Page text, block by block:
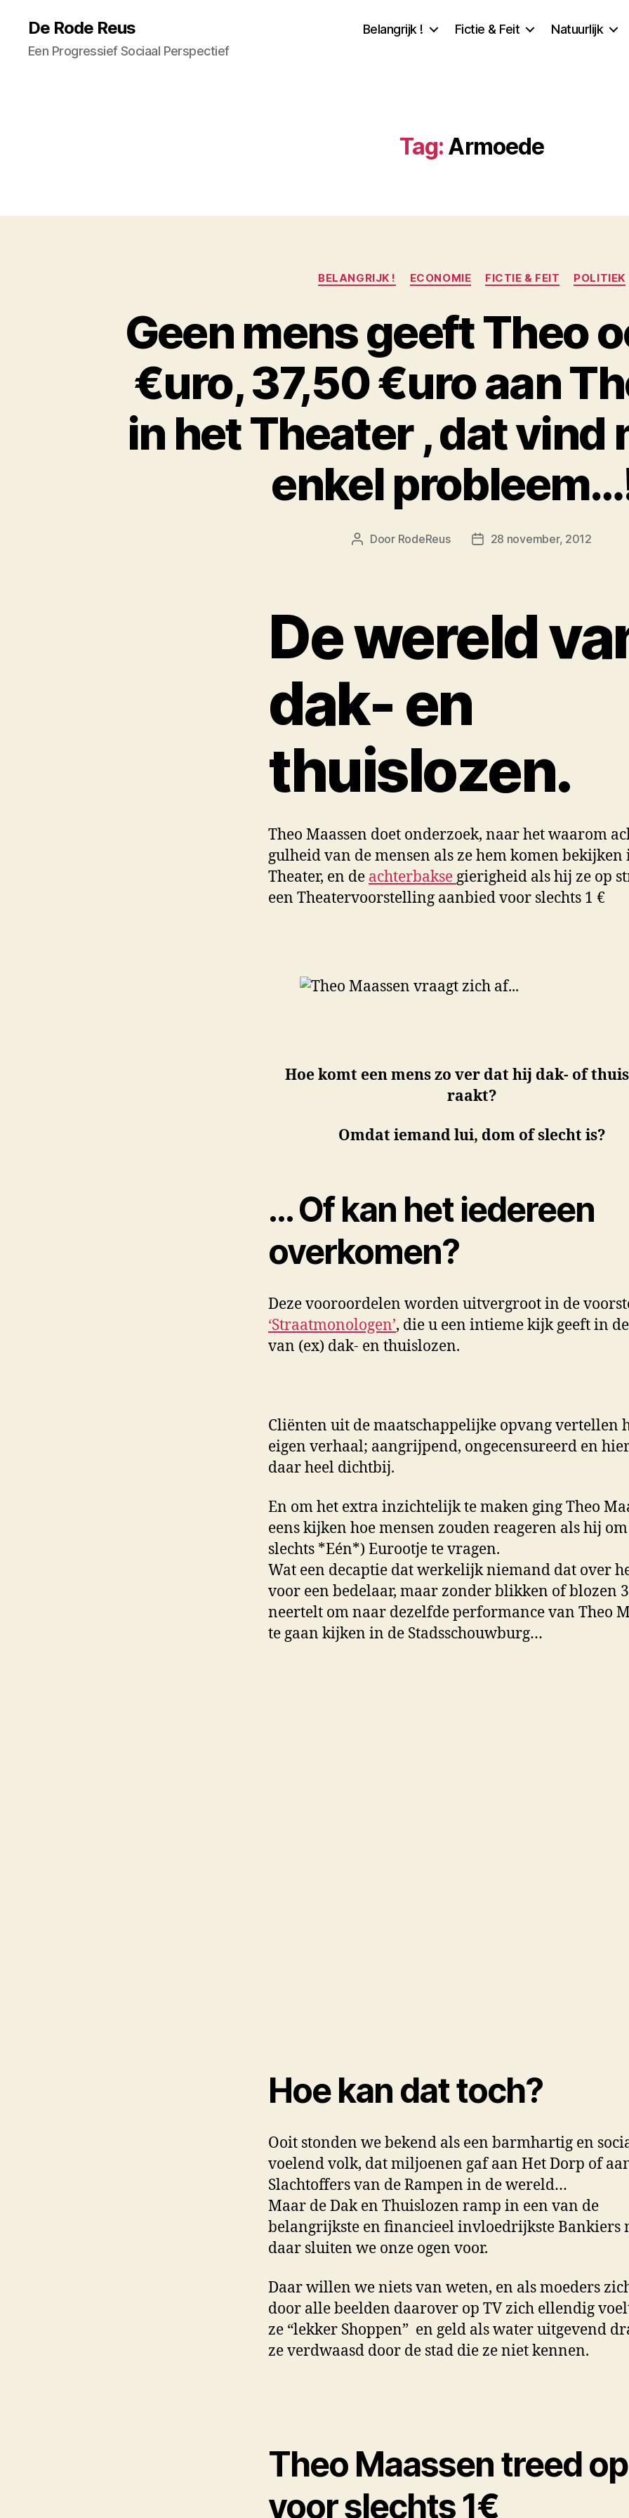
De Rode Reus
Een Progressief Sociaal Perspectief
Belangrijk ! Fictie & Feit Natuurlijk
Tag: Armoede
Categorieën
BELANGRIJK ! ECONOMIE FICTIE & FEIT POLITIEK
Geen mens geeft Theo
€uro, 37,50 €uro aan
in het Theater , dat vind
enkel
Berichtauteur
Door RodeReus Berichtdatum
28 november, 2012
De wereld
dak- en
thuislozen.
Theo Maassen doet onderzoek, naar het waarom
gulheid van de mensen als ze hem komen bekijken
Theater, en de achterbakse gierigheid als hij ze op
een Theatervoorstelling aanbied voor slechts 1 €
Hoe komt een mens zo ver dat hij dak- of
raakt?
Omdat iemand lui, dom of slecht is?
… Of kan het iedereen
overkomen?
Deze vooroordelen worden uitvergroot in de
‘Straatmonologen’, die u een intieme kijk geeft in
van (ex) dak- en thuislozen.
Cliënten uit de maatschappelijke opvang vertellen
eigen verhaal; aangrijpend, ongecensureerd en
daar heel dichtbij.
En om het extra inzichtelijk te maken ging Theo
eens kijken hoe mensen zouden reageren als hij
slechts *Eén*) Eurootje te vragen.
Wat een decaptie dat werkelijk niemand dat over
voor een bedelaar, maar zonder blikken of blozen
neertelt om naar dezelfde performance van Theo
te gaan kijken in de Stadsschouwburg…
Hoe kan dat toch?
Ooit stonden we bekend als een barmhartig en
voelend volk, dat miljoenen gaf aan Het Dorp of
Slachtoffers van de Rampen in de wereld…
Maar de Dak en Thuislozen ramp in een van de
belangrijkste en financieel invloedrijkste Bankiers
daar sluiten we onze ogen voor.
Daar willen we niets van weten, en als moeders
door alle beelden daarover op TV zich ellendig
ze “lekker Shoppen” en geld als water uitgevend
ze verdwaasd door de stad die ze niet kennen.
Theo Maassen treed op
voor slechts 1€